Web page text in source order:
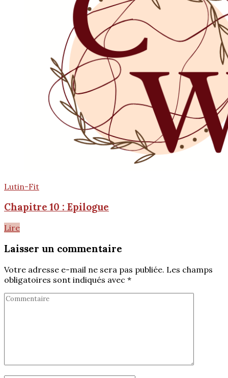
Lutin-Fit
Chapitre 10 : Epilogue
Lire
Laisser un commentaire
Votre adresse e-mail ne sera pas publiée. Les champs
obligatoires sont indiqués avec *